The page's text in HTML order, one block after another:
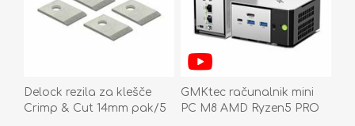
Delock rezila za klešče
Crimp & Cut 14mm pak/5
GMKtec računalnik mini
PC M8 AMD Ryzen5 PRO